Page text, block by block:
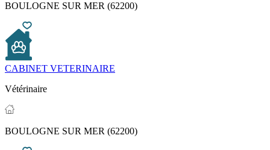
BOULOGNE SUR MER (62200)
CABINET VETERINAIRE
Vétérinaire
BOULOGNE SUR MER (62200)